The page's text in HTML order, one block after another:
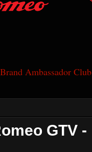
Ambassador Club
GTV -